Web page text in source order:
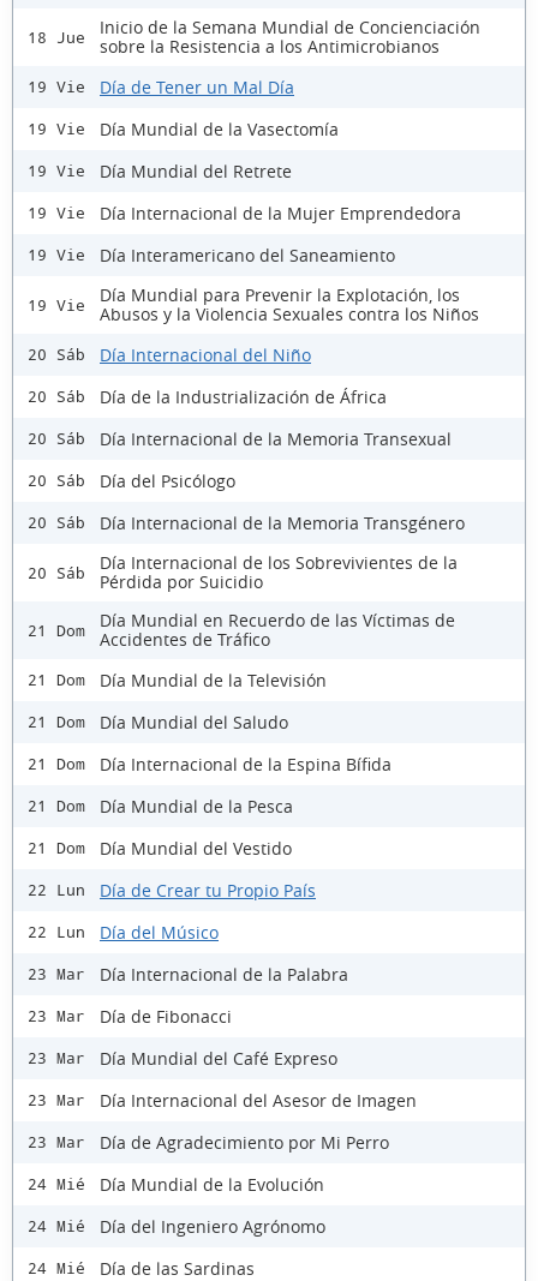
18 Jue
Inicio de la Semana Mundial de Concienciación
sobre la Resistencia a los Antimicrobianos
19 Vie Día de Tener un Mal Día
19 Vie Día Mundial de la Vasectomía
19 Vie Día Mundial del Retrete
19 Vie Día Internacional de la Mujer Emprendedora
19 Vie Día Interamericano del Saneamiento
19 Vie
Día Mundial para Prevenir la Explotación, los
Abusos y la Violencia Sexuales contra los Niños
20 Sáb Día Internacional del Niño
20 Sáb Día de la Industrialización de África
20 Sáb Día Internacional de la Memoria Transexual
20 Sáb Día del Psicólogo
20 Sáb Día Internacional de la Memoria Transgénero
20 Sáb
Día Internacional de los Sobrevivientes de la
Pérdida por Suicidio
21 Dom
Día Mundial en Recuerdo de las Víctimas de
Accidentes de Tráfico
21 Dom Día Mundial de la Televisión
21 Dom Día Mundial del Saludo
21 Dom Día Internacional de la Espina Bífida
21 Dom Día Mundial de la Pesca
21 Dom Día Mundial del Vestido
22 Lun Día de Crear tu Propio País
22 Lun Día del Músico
23 Mar Día Internacional de la Palabra
23 Mar Día de Fibonacci
23 Mar Día Mundial del Café Expreso
23 Mar Día Internacional del Asesor de Imagen
23 Mar Día de Agradecimiento por Mi Perro
24 Mié Día Mundial de la Evolución
24 Mié Día del Ingeniero Agrónomo
24 Mié Día de las Sardinas